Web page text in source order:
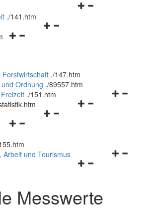
Navigationsmenü
Navigationsmenü
./141.htm
Navigationsmenü
Forstwirtschaft ./147.htm
Ordnung ./89557.htm
Navigationsmenü
./151.htm
Navigationsmenü
Navigationsmenü
und
schließen
Navigationsmenü
schließen
Arbeit und Tourismus
Messwerte